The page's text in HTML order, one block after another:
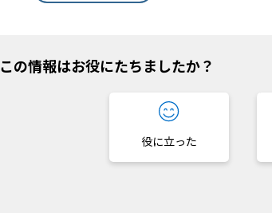
この情報はお役にたちましたか？
役に立った